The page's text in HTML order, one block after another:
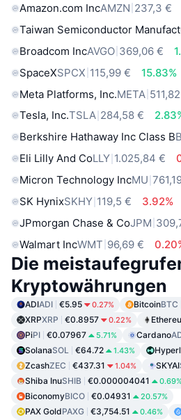
Amazon.com IncAMZN 237,3 €
Taiwan Semiconductor
Broadcom IncAVGO 369,06 €
SpaceXSPCX 115,99 €
15.83%
Meta Platforms, Inc.META
Tesla, Inc.TSLA 284,58 €
Berkshire Hathaway Inc Class B
Eli Lilly And CoLLY 1.025,84 €
Micron Technology IncMU
SK HynixSKHY 119,5 €
3.92%
JPmorgan Chase & CoJPM
Walmart IncWMT 96,69 €
Die
Kryptowährungen
ADIADI €5.95 0.27% BitcoinBTC
XRPXRP €0.8957 0.22%
PiPI €0.07967 5.71% Cardano
SolanaSOL €64.72 1.43%
ZcashZEC €437.31 1.04% SKYAI
Shiba InuSHIB €0.000004041
BiconomyBICO €0.04931 20.57%
PAX GoldPAXG €3,754.51 0.46%